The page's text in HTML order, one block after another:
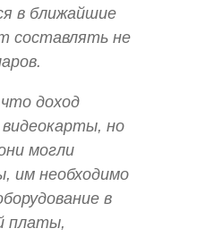
в ближайшие
составлять не
доход
но
могли
им необходимо
в
платы,